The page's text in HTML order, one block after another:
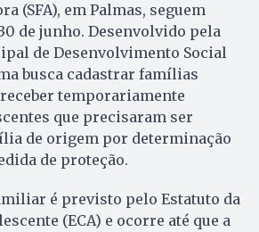
(SFA), em Palmas, seguem
de junho. Desenvolvido pela
de Desenvolvimento Social
busca cadastrar famílias
temporariamente
que precisaram ser
de origem por determinação
de proteção.
é previsto pelo Estatuto da
(ECA) e ocorre até que a